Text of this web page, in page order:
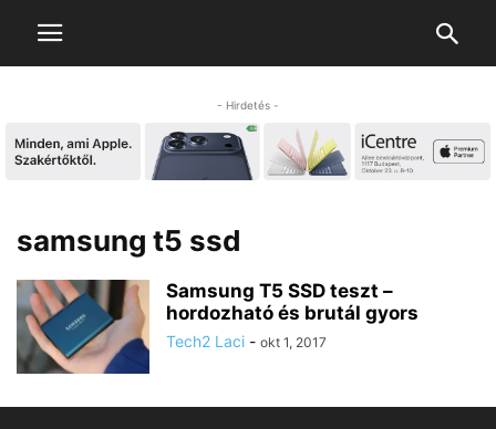
- Hirdetés -
samsung t5 ssd
Samsung T5 SSD teszt –
hordozható és brutál gyors
Tech2 Laci - okt 1, 2017